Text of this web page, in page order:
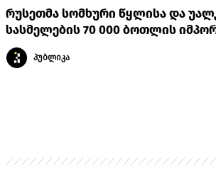
რუსეთმა სომხური წყლისა და
სასმელების 70 000 ბოთლის
პუბლიკა